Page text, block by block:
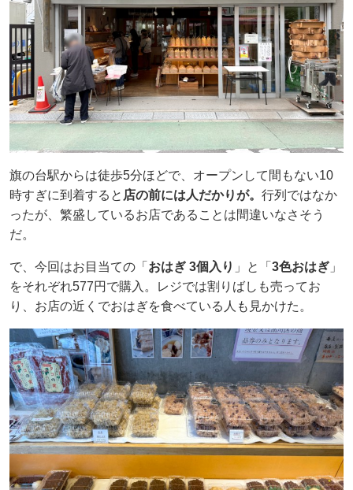
旗の台駅からは徒歩5分ほどで、オープンして間もない10
時すぎに到着すると 店の前には人だかりが。 行列ではなか
ったが、繁盛しているお店であることは間違いなさそう
だ。
で、今回はお目当ての「 おはぎ 3個入り 」と「 3色おはぎ 」
をそれぞれ577円で購入。レジでは割りばしも売ってお
り、お店の近くでおはぎを食べている人も見かけた。